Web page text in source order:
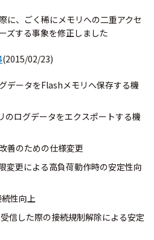
に、ごく稀にメモリへの二重アクセ
ズする事象を修正しました
(2015/02/23)
データをFlashメモリへ保存する機
のログデータをエクスポートする機
善のための仕様変更
変更による高負荷動作時の安定性向
性向上
信した際の接続規制解除による安定